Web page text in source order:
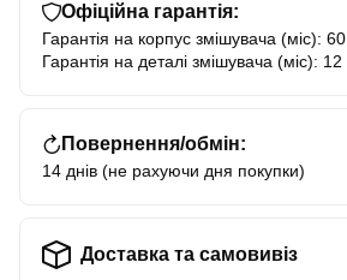
Офіційна гарантія:
Гарантія на корпус змішувача (міс): 60
Гарантія на деталі змішувача (міс): 12
Повернення/обмін:
14 днів (не рахуючи дня покупки)
Доставка та самовивіз